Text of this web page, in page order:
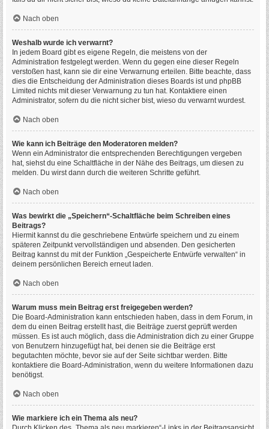
Nach oben
Weshalb wurde ich verwarnt?
In jedem Board gibt es eigene Regeln, die meistens von der
Administration festgelegt werden. Wenn du gegen eine dieser Regeln
verstoßen hast, kann sie dir eine Verwarnung erteilen. Bitte beachte, dass
dies die Entscheidung der Administration dieses Boards ist und phpBB
Limited nichts mit dieser Verwarnung zu tun hat. Kontaktiere einen
Administrator, sofern du die nicht sicher bist, wieso du verwarnt wurdest.
Nach oben
Wie kann ich Beiträge den Moderatoren melden?
Wenn ein Administrator die entsprechenden Berechtigungen vergeben
hat, siehst du eine Schaltfläche in der Nähe des Beitrags, um diesen zu
melden. Du wirst dann durch die weiteren Schritte geführt.
Nach oben
Was bewirkt die „Speichern“-Schaltfläche beim Schreiben eines
Beitrags?
Hiermit kannst du die geschriebene Entwürfe speichern und zu einem
späteren Zeitpunkt vervollständigen und absenden. Den gesicherten
Beitrag kannst du mit der Funktion „Gespeicherte Entwürfe verwalten“ in
deinem persönlichen Bereich erneut laden.
Nach oben
Warum muss mein Beitrag erst freigegeben werden?
Die Board-Administration kann entschieden haben, dass in dem Forum, in
dem du einen Beitrag erstellt hast, die Beiträge zuerst geprüft werden
müssen. Es ist auch möglich, dass die Administration dich zu einer Gruppe
von Benutzern hinzugefügt hat, bei denen sie die Beiträge erst
begutachten möchte, bevor sie auf der Seite sichtbar werden. Bitte
kontaktiere die Board-Administration, wenn du weitere Informationen dazu
benötigst.
Nach oben
Wie markiere ich ein Thema als neu?